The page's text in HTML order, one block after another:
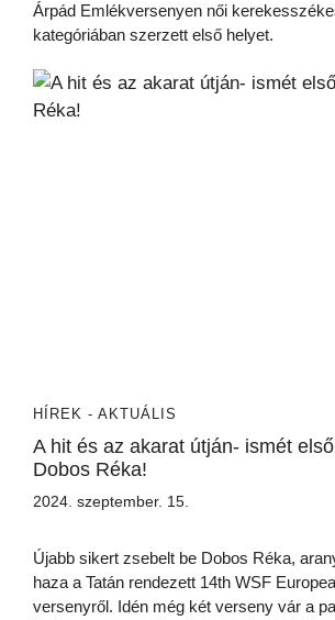
Árpád Emlékversenyen női
kategóriában szerzett első helyet.
HÍREK - AKTUÁLIS
A hit és az akarat útján- ismét
Dobos Réka!
2024. szeptember. 15.
Újabb sikert zsebelt be Dobos Réka,
haza a Tatán rendezett 14th WSF
versenyről. Idén még két verseny vár a